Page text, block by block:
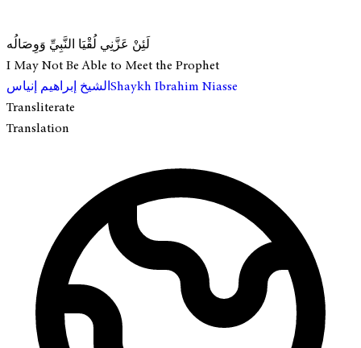
لَئِنْ عَزَّنِي لُقْيَا النَّبِيِّ وَوِصَالُه
I May Not Be Able to Meet the Prophet
الشيخ إبراهيم إنياسShaykh Ibrahim Niasse
Transliterate
Translation